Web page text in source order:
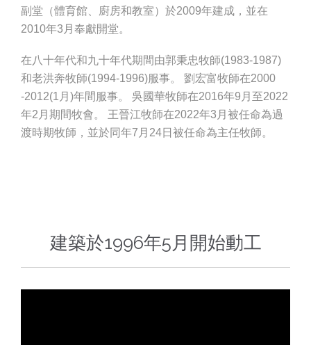
副堂（體育館、廚房和教室）於2009年建成，並在
2010年3月奉獻開堂。
在八十年代和九十年代期間由郭秉忠牧師(1983-1987)
和老洪奔牧師(1994-1996)服事。 劉宏富牧師在2000
-2012(1月)年間服事。 吳國華牧師在2016年9月至2022
年2月期間牧會。 王晉江牧師在2022年3月被任命為過
渡時期牧師，並於同年7月24日被任命為主任牧師。
建築於1996年5月開始動工